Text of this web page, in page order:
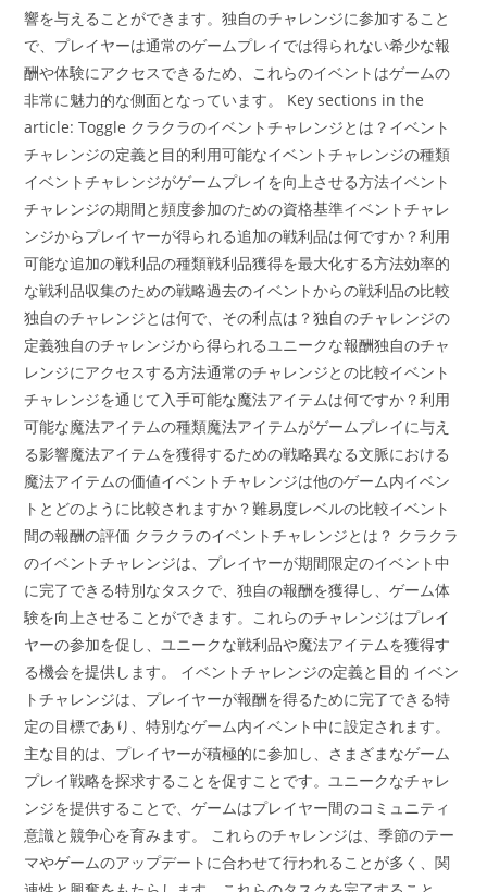
響を与えることができます。独自のチャレンジに参加すること
で、プレイヤーは通常のゲームプレイでは得られない希少な報
酬や体験にアクセスできるため、これらのイベントはゲームの
非常に魅力的な側面となっています。 Key sections in the
article: Toggle クラクラのイベントチャレンジとは？イベント
チャレンジの定義と目的利用可能なイベントチャレンジの種類
イベントチャレンジがゲームプレイを向上させる方法イベント
チャレンジの期間と頻度参加のための資格基準イベントチャレ
ンジからプレイヤーが得られる追加の戦利品は何ですか？利用
可能な追加の戦利品の種類戦利品獲得を最大化する方法効率的
な戦利品収集のための戦略過去のイベントからの戦利品の比較
独自のチャレンジとは何で、その利点は？独自のチャレンジの
定義独自のチャレンジから得られるユニークな報酬独自のチャ
レンジにアクセスする方法通常のチャレンジとの比較イベント
チャレンジを通じて入手可能な魔法アイテムは何ですか？利用
可能な魔法アイテムの種類魔法アイテムがゲームプレイに与え
る影響魔法アイテムを獲得するための戦略異なる文脈における
魔法アイテムの価値イベントチャレンジは他のゲーム内イベン
トとどのように比較されますか？難易度レベルの比較イベント
間の報酬の評価 クラクラのイベントチャレンジとは？ クラクラ
のイベントチャレンジは、プレイヤーが期間限定のイベント中
に完了できる特別なタスクで、独自の報酬を獲得し、ゲーム体
験を向上させることができます。これらのチャレンジはプレイ
ヤーの参加を促し、ユニークな戦利品や魔法アイテムを獲得す
る機会を提供します。 イベントチャレンジの定義と目的 イベン
トチャレンジは、プレイヤーが報酬を得るために完了できる特
定の目標であり、特別なゲーム内イベント中に設定されます。
主な目的は、プレイヤーが積極的に参加し、さまざまなゲーム
プレイ戦略を探求することを促すことです。ユニークなチャレ
ンジを提供することで、ゲームはプレイヤー間のコミュニティ
意識と競争心を育みます。 これらのチャレンジは、季節のテー
マやゲームのアップデートに合わせて行われることが多く、関